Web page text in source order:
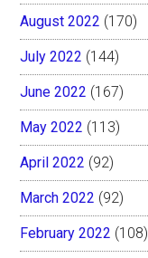
August 2022 (170)
July 2022 (144)
June 2022 (167)
May 2022 (113)
April 2022 (92)
March 2022 (92)
February 2022 (108)